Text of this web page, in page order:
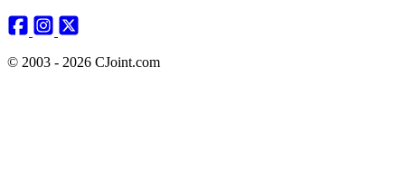
© 2003 - 2026 CJoint.com